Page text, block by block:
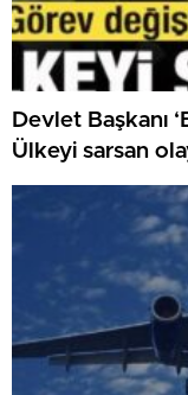
Devlet Başkanı
Ülkeyi sarsan